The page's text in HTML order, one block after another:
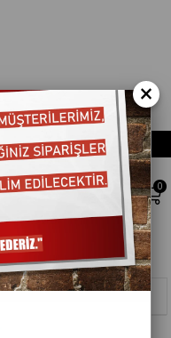
0
401453
Filtreleme
×